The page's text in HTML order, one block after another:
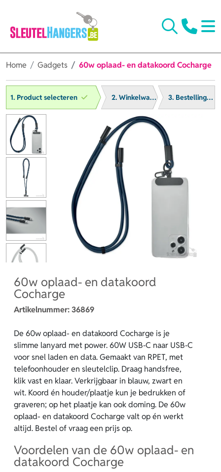
Home Gadgets 60w oplaad- en datakoord Cocharge
1. Product selecteren 2. Winkelwagen 3. Bestelling afronden
60w oplaad- en datakoord
Cocharge
Artikelnummer:36869
De 60w oplaad- en datakoord Cocharge is je
slimme lanyard met power. 60W USB‑C naar USB‑C
voor snel laden en data. Gemaakt van RPET, met
telefoonhouder en sleutelclip. Draag handsfree,
klik vast en klaar. Verkrijgbaar in blauw, zwart en
wit. Koord én houder/plaatje kun je bedrukken of
graveren; op het plaatje kan ook doming. De 60w
oplaad- en datakoord Cocharge valt op én werkt
altijd. Bestel of vraag een prijs op.
Voordelen van de 60w oplaad- en
datakoord Cocharge